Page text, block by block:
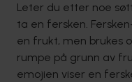
Leter du etter noe
ta en fersken.
en frukt, men brukes
rumpe på grunn av
emojien viser en